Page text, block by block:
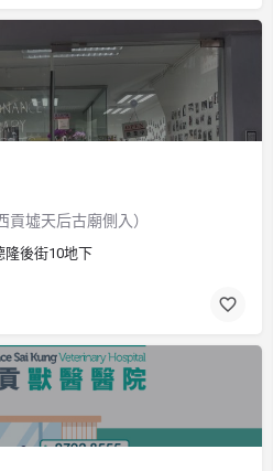
墟天后古廟側入）
隆後街10地下